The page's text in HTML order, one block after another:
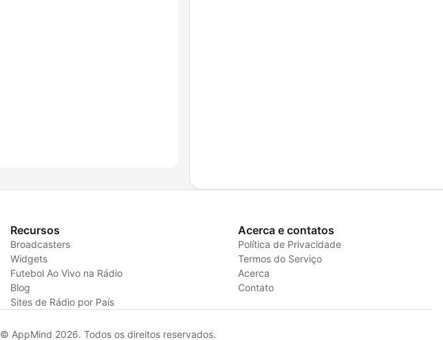
Recursos
Broadcasters
Widgets
Futebol Ao Vivo na Rádio
Blog
Sites de Rádio por País
Acerca e contatos
Política de Privacidade
Termos do Serviço
Acerca
Contato
© AppMind 2026. Todos os direitos reservados.